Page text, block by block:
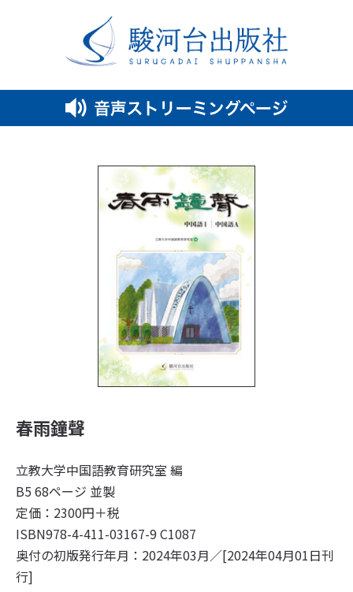
春雨鐘聲
立教大学中国語教育研究室 編
B5 68ページ 並製
定価：2300円＋税
ISBN978-4-411-03167-9 C1087
奥付の初版発行年月：2024年03月／[2024年04月01日刊
行]